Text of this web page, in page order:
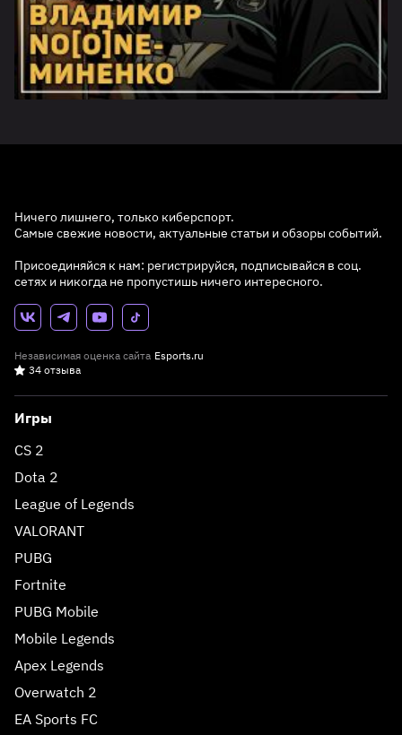
Ничего лишнего, только киберспорт.
Самые свежие новости, актуальные статьи и обзоры событий.
Присоединяйся к нам: регистрируйся, подписывайся в соц.
сетях и никогда не пропустишь ничего интересного.
Независимая оценка сайта Esports.ru
34 отзыва
Игры
CS 2
Dota 2
League of Legends
VALORANT
PUBG
Fortnite
PUBG Mobile
Mobile Legends
Apex Legends
Overwatch 2
EA Sports FC